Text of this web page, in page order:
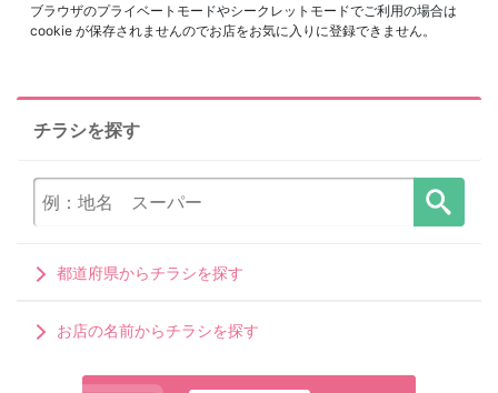
ブラウザのプライベートモードやシークレットモードでご利用の場合は
cookie が保存されませんのでお店をお気に入りに登録できません。
チラシを探す
都道府県からチラシを探す
お店の名前からチラシを探す